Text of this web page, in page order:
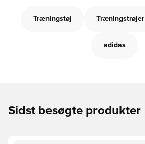
Træningstøj Træningstrøjer
adidas
Sidst besøgte produkter